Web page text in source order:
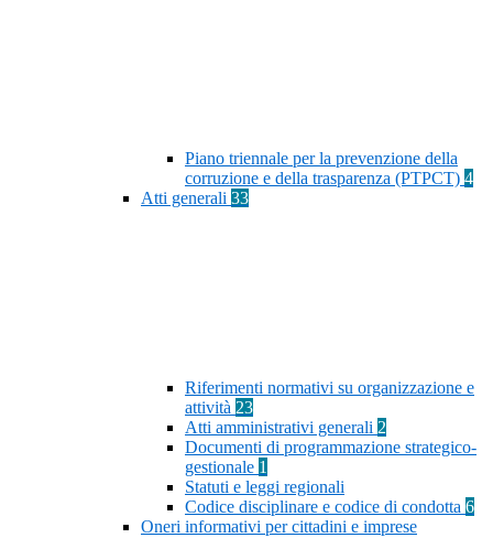
Piano triennale per la prevenzione della
corruzione e della trasparenza (PTPCT) 4
Atti generali 33
Riferimenti normativi su organizzazione e
attività 23
Atti amministrativi generali 2
Documenti di programmazione strategico-
gestionale 1
Statuti e leggi regionali
Codice disciplinare e codice di condotta 6
Oneri informativi per cittadini e imprese